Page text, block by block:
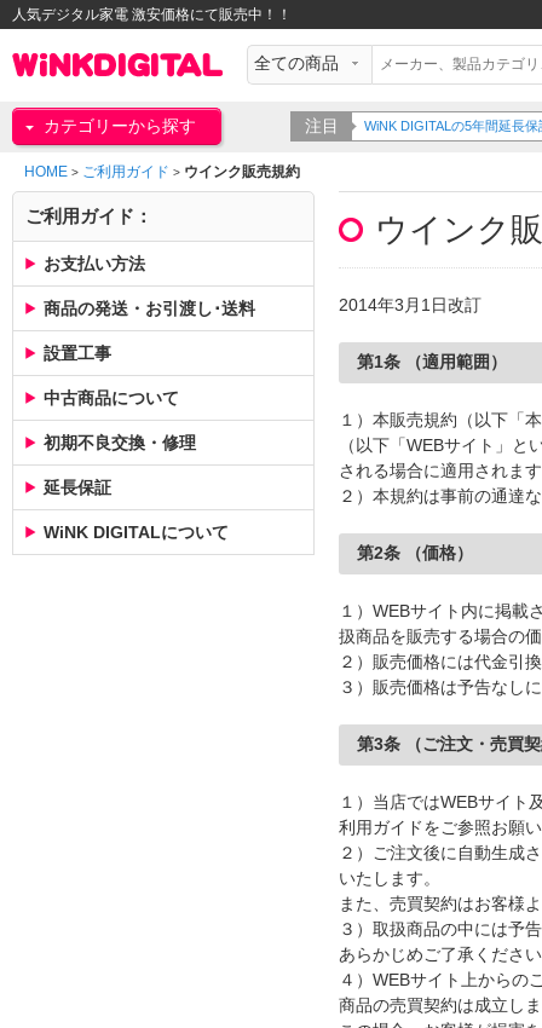
人気デジタル家電 激安価格にて販売中！！
カテゴリーから探す 注目 WiNK DIGITALの5年間延長
HOME > ご利用ガイド > ウインク販売規約
ウインク
2014年3月1日改訂
第1条 （適用範囲）
１）本販売規約（以下「
（以下「WEBサイト」
される場合に適用されま
２）本規約は事前の通達
第2条 （価格）
１）WEBサイト内に掲載
扱商品を販売する場合の
２）販売価格には代金引
３）販売価格は予告なし
第3条 （ご注文・売買
１）当店ではWEBサイト
利用ガイドをご参照お願
２）ご注文後に自動生成
いたします。
また、売買契約はお客様
３）取扱商品の中には予
あらかじめご了承くださ
４）WEBサイト上からの
商品の売買契約は成立し
ご利用ガイド：
お支払い方法
商品の発送・お引渡し･送料
設置工事
中古商品について
初期不良交換・修理
延長保証
WiNK DIGITALについて